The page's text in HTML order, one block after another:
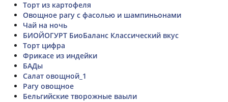
Торт из картофеля
Овощное рагу с фасолью и шампиньонами
Чай на ночь
БИОЙОГУРТ БиоБаланс Классический вкус
Торт цифра
Фрикасе из индейки
БАДы
Салат овощной_1
Рагу овощное
Бельгийские творожные ваыли